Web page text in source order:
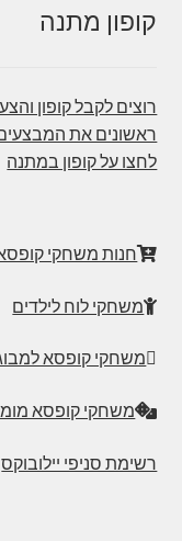
קופון מתנה
רוצים לקבל קופון
ראשונים את
לחצו על קופון במתנה
חנות משחקי
משחקי לוח לילדים
משחקי קופסא
משחקי קופסא
רשימת סניפי יילובוקס